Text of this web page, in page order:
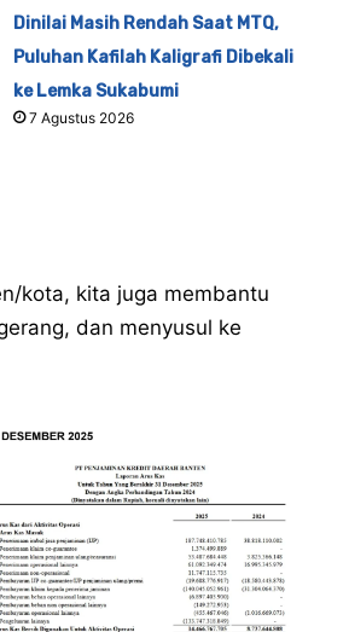
Dinilai Masih Rendah Saat MTQ,
Puluhan Kafilah Kaligrafi Dibekali
ke Lemka Sukabumi
7 Agustus 2026
kota, kita juga membantu
dan menyusul ke